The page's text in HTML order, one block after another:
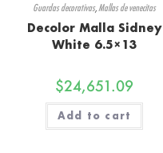
Guardas decorativas, Mallas de venecitas
Decolor Malla Sidney
White 6.5×13
$24,651.09
Add to cart